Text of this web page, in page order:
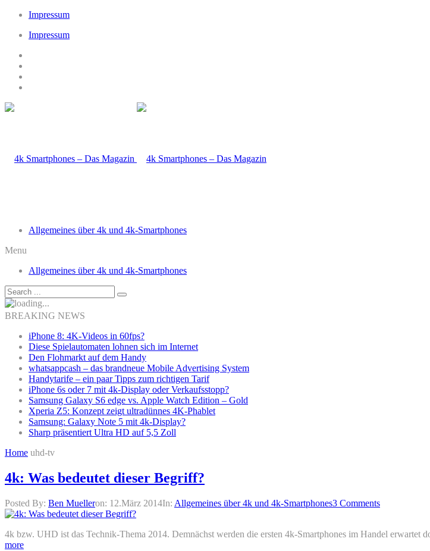
Impressum
Impressum
Allgemeines über 4k und 4k-Smartphones
Menu
Allgemeines über 4k und 4k-Smartphones
BREAKING NEWS
iPhone 8: 4K-Videos in 60fps?
Diese Spielautomaten lohnen sich im Internet
Den Flohmarkt auf dem Handy
whatsappcash – das brandneue Mobile Advertising System
Handytarife – ein paar Tipps zum richtigen Tarif
iPhone 6s oder 7 mit 4k-Display oder Verkaufsstopp?
Samsung Galaxy S6 edge vs. Apple Watch Edition – Gold
Xperia Z5: Konzept zeigt ultradünnes 4K-Phablet
Samsung: Galaxy Note 5 mit 4k-Display?
Sharp präsentiert Ultra HD auf 5,5 Zoll
Home uhd-tv
4k: Was bedeutet dieser Begriff?
Posted By: Ben Muelleron: 12.März 2014In: Allgemeines über 4k und 4k-Smartphones3 Comments
4k bzw. UHD ist das Technik-Thema 2014. Demnächst werden die ersten 4k-Smartphones im Handel
more